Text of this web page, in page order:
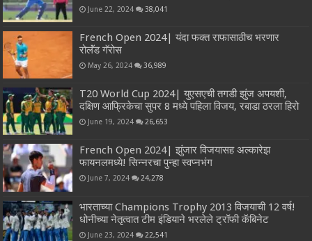
June 22, 2024 38,041
French Open 2024| यंदा फक्त राफासाठीच भरणार
रोलॅंड गॅरोस
May 26, 2024 36,989
T20 World Cup 2024| युएसएची तगडी झुंज अपयशी,
दक्षिण आफ्रिकेचा सुपर 8 मध्ये पहिला विजय, रबाडा ठरला हिरो
June 19, 2024 26,653
French Open 2024| झुंजार विजयासह अल्कारेझ
फायनलमध्ये! सिन्नरचा पुन्हा स्वप्नभंग
June 7, 2024 24,278
भारताच्या Champions Trophy 2013 विजयाची 12 वर्ष!
धोनीच्या नेतृत्वात टीम इंडियाने भरलेले ट्रॉफी कॅबिनेट
June 23, 2024 22,541